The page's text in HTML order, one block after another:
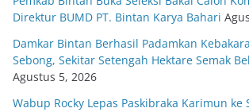
Direktur BUMD PT. Bintan Karya Bahari
Damkar Bintan Berhasil Padamkan
Sebong, Sekitar Setengah Hektare Semak
Agustus 5, 2026
Wabup Rocky Lepas Paskibraka Karimun ke